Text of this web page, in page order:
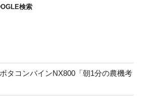
検索
タコンバインNX800「朝1分の農機考